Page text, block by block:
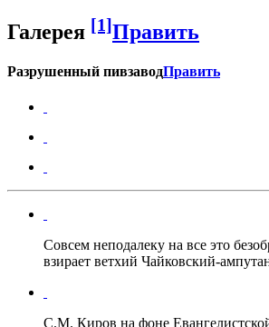
Галерея [1]Править
Разрушенный пивзаводПравить
Совсем неподалеку на все это
взирает ветхий Чайковский-
С.М. Киров на фоне